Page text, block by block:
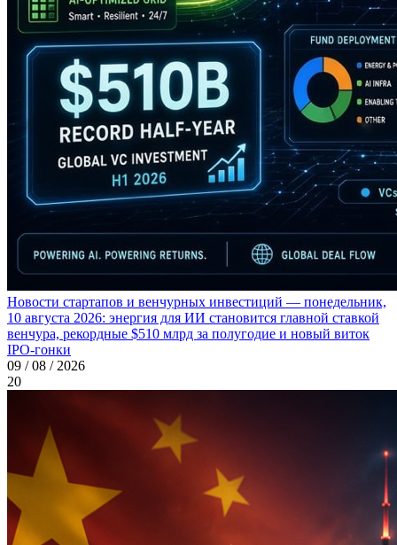
Новости стартапов и венчурных инвестиций — понедельник,
10 августа 2026: энергия для ИИ становится главной ставкой
венчура, рекордные $510 млрд за полугодие и новый виток
IPO-гонки
09 / 08 / 2026
20